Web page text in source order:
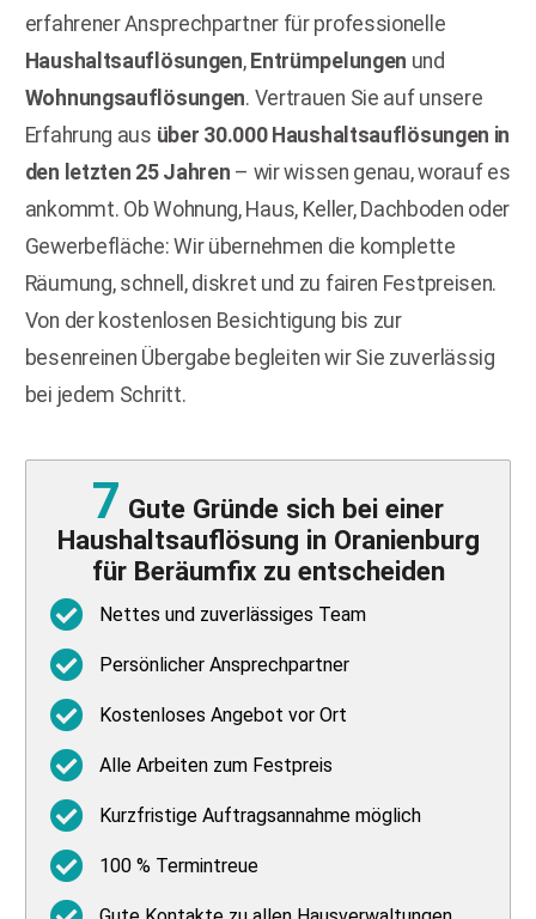
erfahrener Ansprechpartner für professionelle
Haushaltsauflösungen, Entrümpelungen und
Wohnungsauflösungen. Vertrauen Sie auf unsere
Erfahrung aus über 30.000 Haushaltsauflösungen in
den letzten 25 Jahren – wir wissen genau, worauf es
ankommt. Ob Wohnung, Haus, Keller, Dachboden oder
Gewerbefläche: Wir übernehmen die komplette
Räumung, schnell, diskret und zu fairen Festpreisen.
Von der kostenlosen Besichtigung bis zur
besenreinen Übergabe begleiten wir Sie zuverlässig
bei jedem Schritt.
7 Gute Gründe sich bei einer
Haushaltsauflösung in Oranienburg
für Beräumfix zu entscheiden
Nettes und zuverlässiges Team
Persönlicher Ansprechpartner
Kostenloses Angebot vor Ort
Alle Arbeiten zum Festpreis
Kurzfristige Auftragsannahme möglich
100 % Termintreue